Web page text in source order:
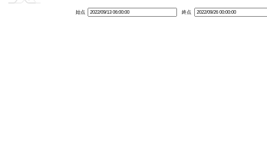
始点 終点